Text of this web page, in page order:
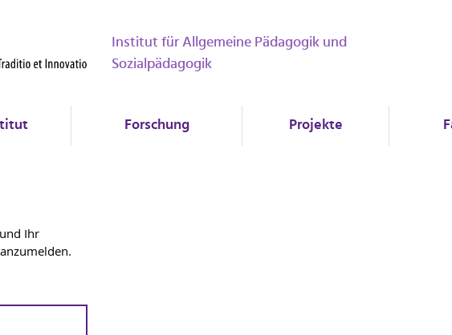
Institut für Allgemeine Pädagogik und
Sozialpädagogik
Forschung Projekte
Ihr